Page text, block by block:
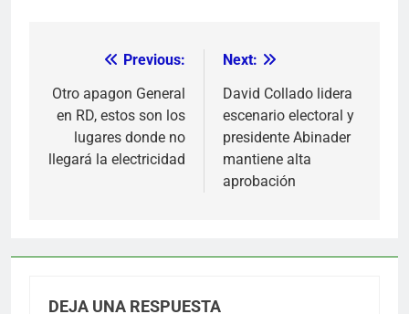
Navegación
de
entradas
Previous:
Otro apagon General
en RD, estos son los
lugares donde no
llegará la electricidad
Next:
David Collado lidera
escenario electoral y
presidente Abinader
mantiene alta
aprobación
DEJA UNA RESPUESTA